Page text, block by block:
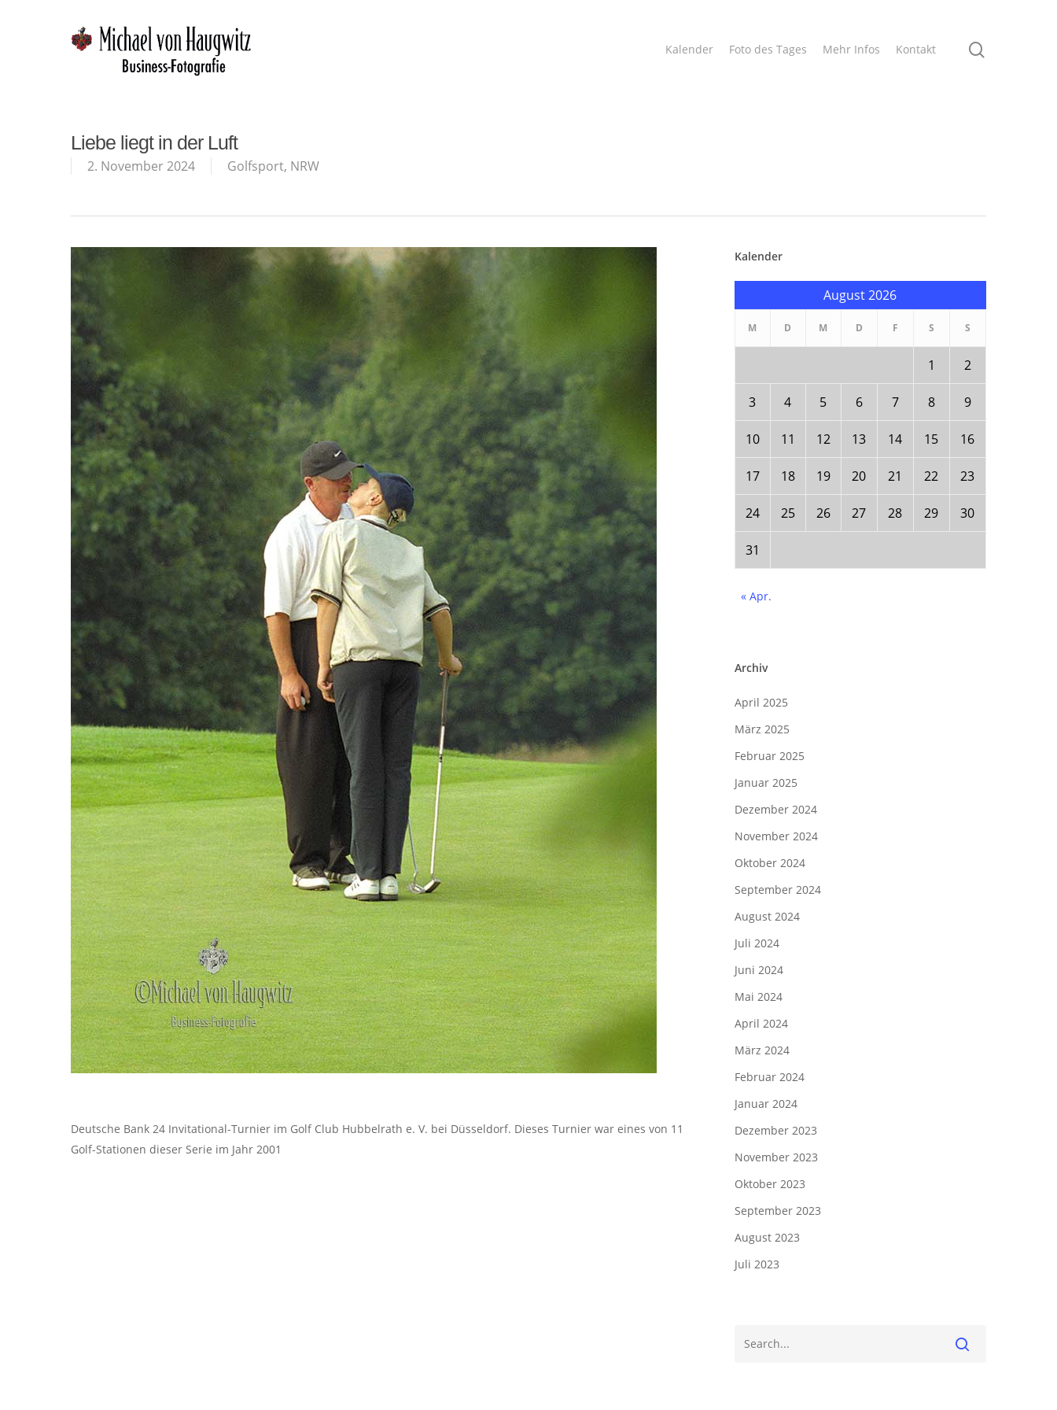
Hit enter to search or ESC to close
Kalender Foto des Tages Mehr Infos Kontakt
Liebe liegt in der Luft
2. November 2024 Golfsport, NRW
Deutsche Bank 24 Invitational-Turnier im Golf Club Hubbelrath e. V. bei Düsseldorf. Dieses Turnier war eines von 11
Golf-Stationen dieser Serie im Jahr 2001
Kalender
August 2026
M D M D F S S
1 2
3 4 5 6 7 8 9
10 11 12 13 14 15 16
17 18 19 20 21 22 23
24 25 26 27 28 29 30
31
« Apr.
Archiv
April 2025
März 2025
Februar 2025
Januar 2025
Dezember 2024
November 2024
Oktober 2024
September 2024
August 2024
Juli 2024
Juni 2024
Mai 2024
April 2024
März 2024
Februar 2024
Januar 2024
Dezember 2023
November 2023
Oktober 2023
September 2023
August 2023
Juli 2023